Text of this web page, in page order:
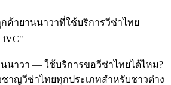
ค้ายานนาวาที่ใช้บริการวีซ่าไทย
iVC"
านนาวา — ใช้บริการขอวีซ่าไทยได้ไหม?
ชาญวีซ่าไทยทุกประเภทสำหรับชาวต่าง